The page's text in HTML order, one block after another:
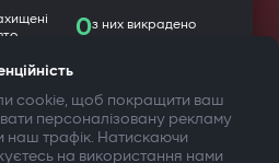
включенні
при відключенні
0з них викрадено
ПЕРЕДУСІМ
cookie, щоб покращити ваш
персоналізовану рекламу
наш трафік. Натискаючи
на використання нами